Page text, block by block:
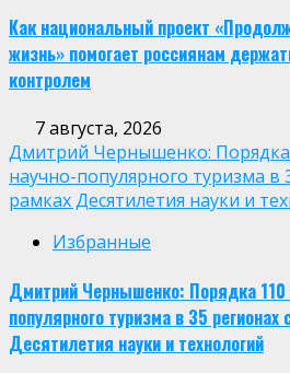
Как национальный проект
жизнь» помогает россиянам
контролем
7 августа, 2026
Дмитрий Чернышенко:
научно-популярного туризма в
рамках Десятилетия науки и
Избранные
Дмитрий Чернышенко: Порядка 110
популярного туризма в 35 регионах
Десятилетия науки и технологий